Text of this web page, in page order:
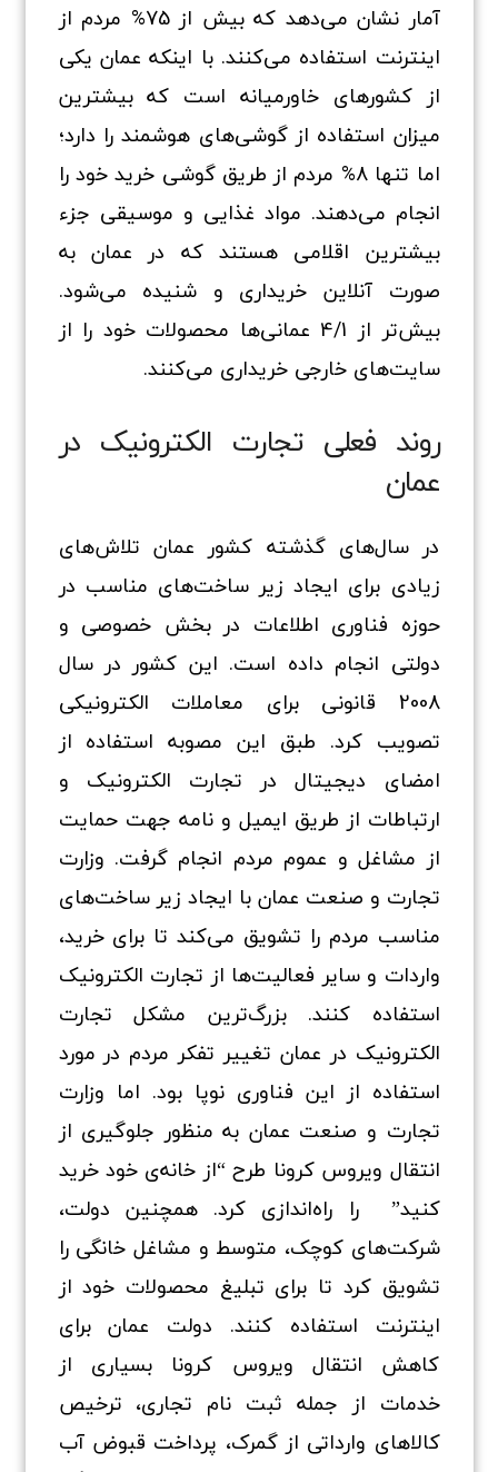
آمار نشان می‌دهد که بیش از 75% مردم از
اینترنت استفاده می‌کنند. با اینکه عمان یکی
از کشورهای خاورمیانه است که بیشترین
میزان استفاده از گوشی‌های هوشمند را دارد؛
اما تنها 8% مردم از طریق گوشی خرید خود را
انجام می‌دهند. مواد غذایی و موسیقی جزء
بیشترین اقلامی هستند که در عمان به‌
صورت آنلاین خریداری و شنیده می‌شود.
بیش‌تر از 4/1 عمانی‌ها محصولات خود را از
سایت‌های خارجی خریداری می‌کنند.
روند فعلی تجارت الکترونیک در
عمان
در سال‌های گذشته کشور عمان تلاش‌های
زیادی برای ایجاد زیر ساخت‌های مناسب در
حوزه فناوری اطلاعات در بخش خصوصی و
دولتی انجام داده است. این کشور در سال
2008 قانونی برای معاملات الکترونیکی
تصویب کرد. طبق این مصوبه استفاده از
امضای دیجیتال در تجارت الکترونیک و
ارتباطات از طریق ایمیل و نامه جهت حمایت
از مشاغل و عموم مردم انجام گرفت. وزارت
تجارت و صنعت عمان با ایجاد زیر ساخت‌های
مناسب مردم را تشویق می‌کند تا برای خرید،
واردات و سایر فعالیت‌ها از تجارت الکترونیک
استفاده کنند. بزرگ‌ترین مشکل تجارت
الکترونیک در عمان تغییر تفکر مردم در مورد
استفاده از این فناوری نوپا بود. اما وزارت
تجارت و صنعت عمان به منظور جلوگیری از
انتقال ویروس کرونا طرح “از خانه‌ی خود خرید
کنید” را راه‌اندازی کرد. همچنین دولت،
شرکت‌های کوچک، متوسط و مشاغل خانگی را
تشویق کرد تا برای تبلیغ محصولات خود از
اینترنت استفاده کنند. دولت عمان برای
کاهش انتقال ویروس کرونا بسیاری از
خدمات از جمله ثبت نام تجاری، ترخیص
کالاهای وارداتی از گمرک، پرداخت قبوض آب